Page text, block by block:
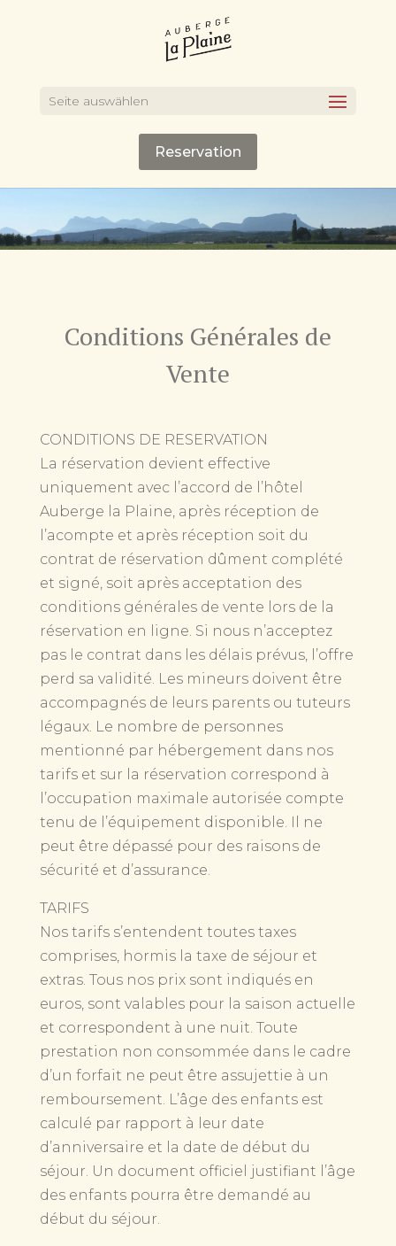
Seite auswählen
Reservation
Conditions Générales de
Vente
CONDITIONS DE RESERVATION
La réservation devient effective
uniquement avec l’accord de l’hôtel
Auberge la Plaine, après réception de
l’acompte et après réception soit du
contrat de réservation dûment complété
et signé, soit après acceptation des
conditions générales de vente lors de la
réservation en ligne. Si nous n’acceptez
pas le contrat dans les délais prévus, l’offre
perd sa validité. Les mineurs doivent être
accompagnés de leurs parents ou tuteurs
légaux. Le nombre de personnes
mentionné par hébergement dans nos
tarifs et sur la réservation correspond à
l’occupation maximale autorisée compte
tenu de l’équipement disponible. Il ne
peut être dépassé pour des raisons de
sécurité et d’assurance.
TARIFS
Nos tarifs s’entendent toutes taxes
comprises, hormis la taxe de séjour et
extras. Tous nos prix sont indiqués en
euros, sont valables pour la saison actuelle
et correspondent à une nuit. Toute
prestation non consommée dans le cadre
d’un forfait ne peut être assujettie à un
remboursement. L’âge des enfants est
calculé par rapport à leur date
d’anniversaire et la date de début du
séjour. Un document officiel justifiant l’âge
des enfants pourra être demandé au
début du séjour.